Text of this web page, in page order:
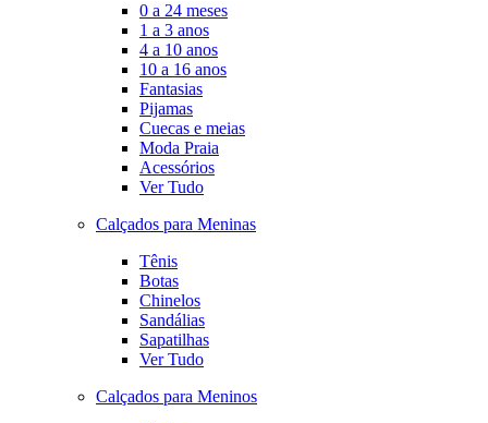
0 a 24 meses
1 a 3 anos
4 a 10 anos
10 a 16 anos
Fantasias
Pijamas
Cuecas e meias
Moda Praia
Acessórios
Ver Tudo
Calçados para Meninas
Tênis
Botas
Chinelos
Sandálias
Sapatilhas
Ver Tudo
Calçados para Meninos